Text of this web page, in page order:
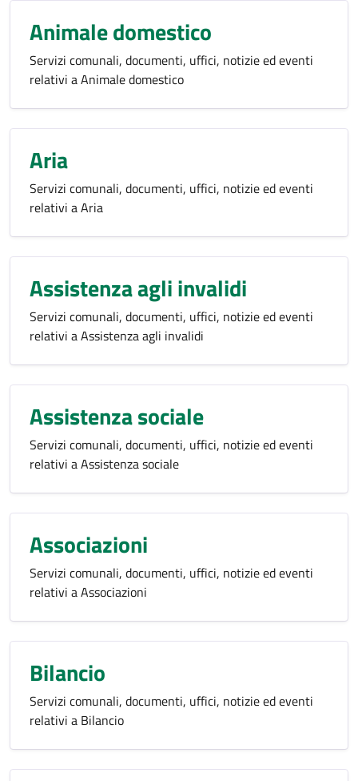
Animale domestico
Servizi comunali, documenti, uffici, notizie ed eventi
relativi a Animale domestico
Aria
Servizi comunali, documenti, uffici, notizie ed eventi
relativi a Aria
Assistenza agli invalidi
Servizi comunali, documenti, uffici, notizie ed eventi
relativi a Assistenza agli invalidi
Assistenza sociale
Servizi comunali, documenti, uffici, notizie ed eventi
relativi a Assistenza sociale
Associazioni
Servizi comunali, documenti, uffici, notizie ed eventi
relativi a Associazioni
Bilancio
Servizi comunali, documenti, uffici, notizie ed eventi
relativi a Bilancio